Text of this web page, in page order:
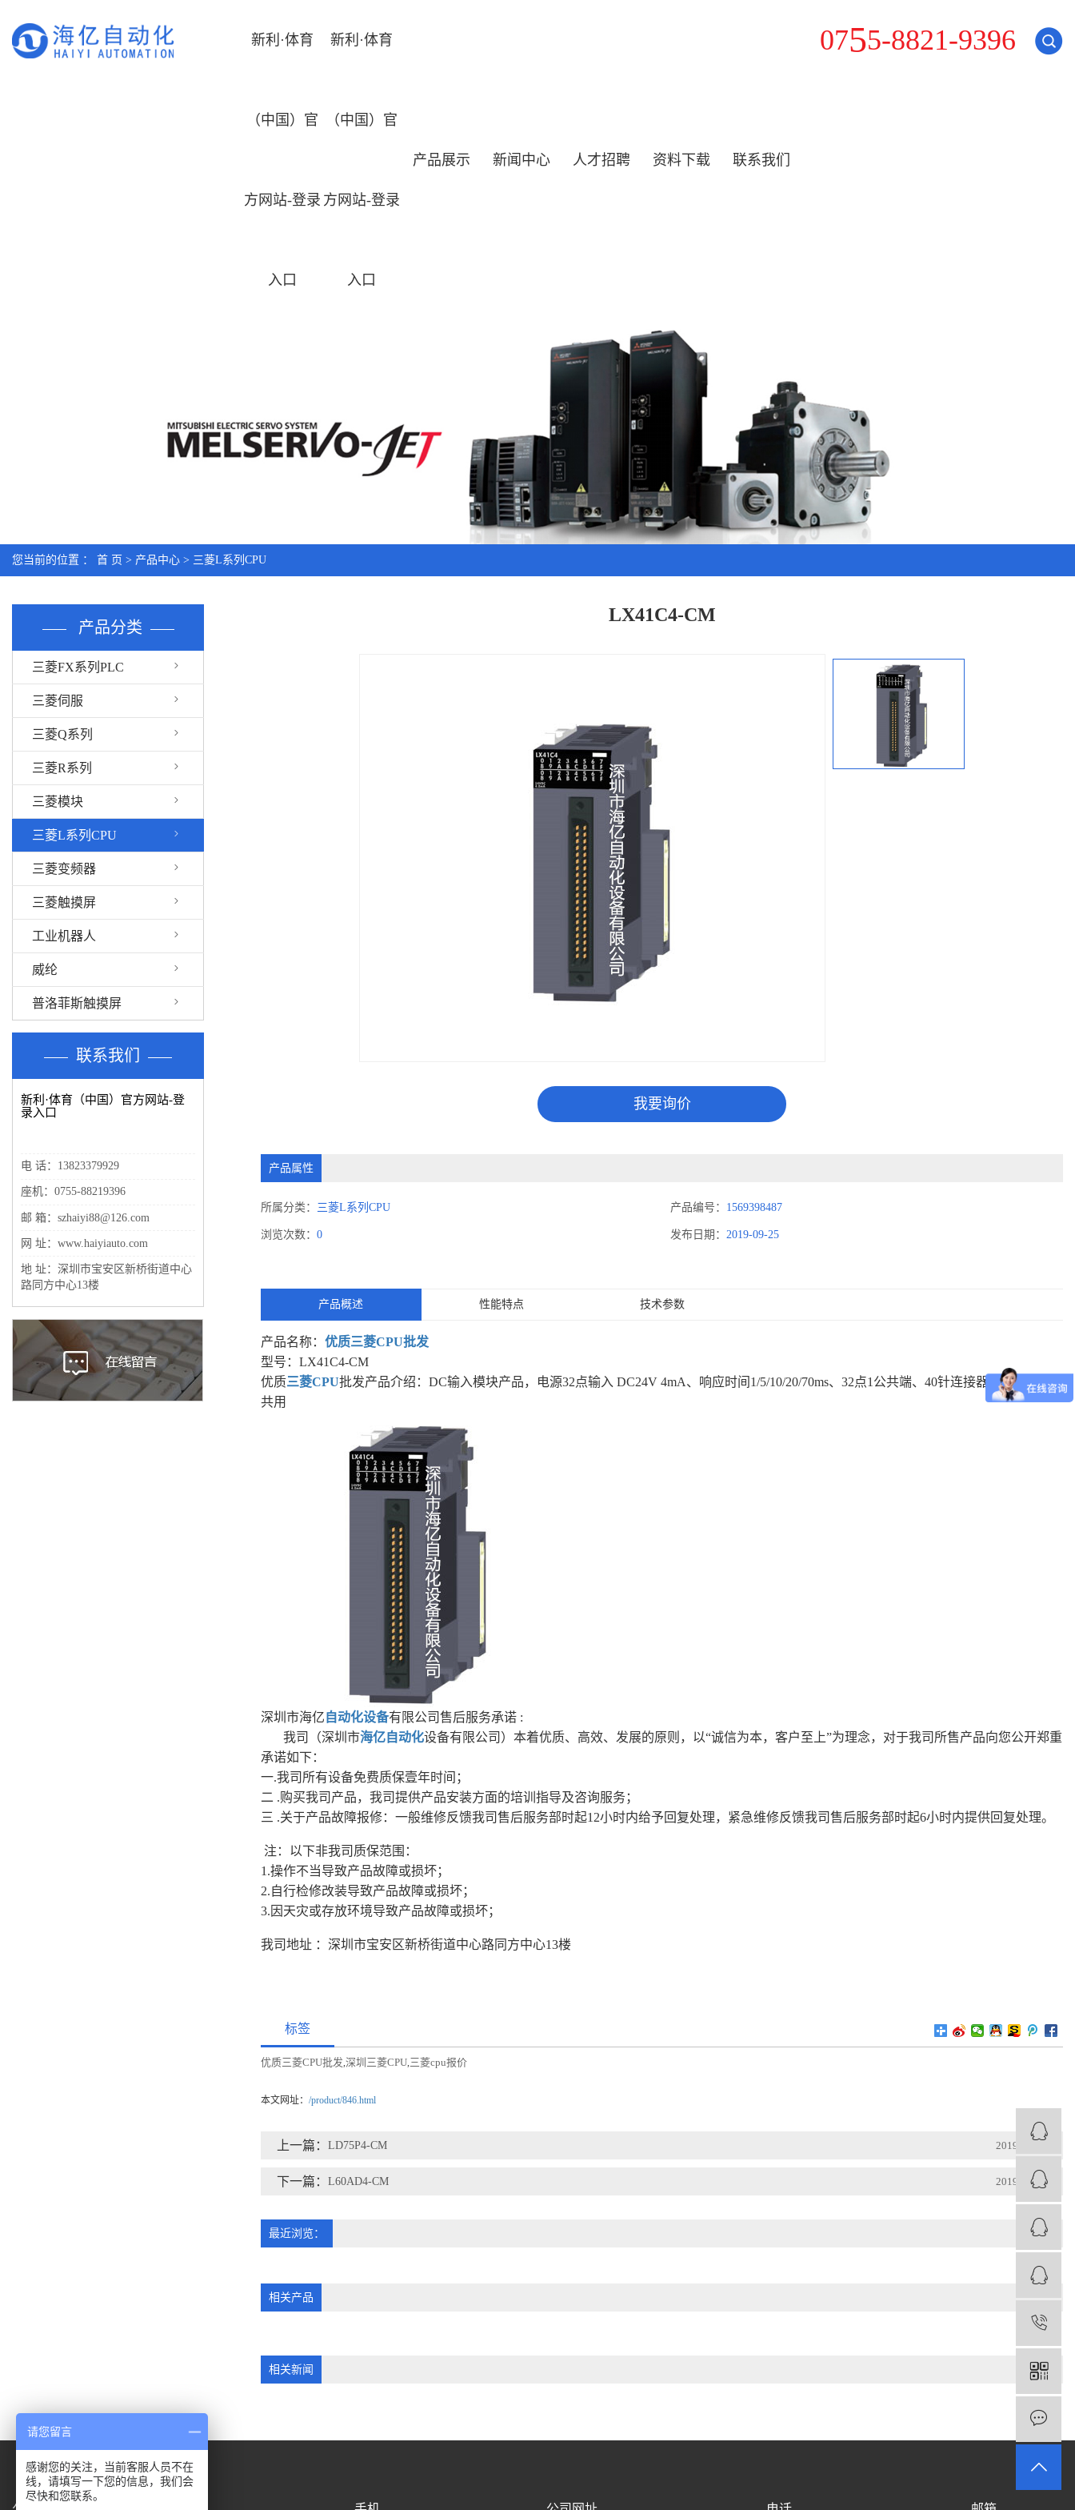
0755-8821-9396
新利·体育
（中国）官
方网站-登录
入口
新利·体育
（中国）官
方网站-登录
入口
产品展示 新闻中心 人才招聘 资料下载 联系我们
您当前的位置 ： 首 页 > 产品中心 > 三菱L系列CPU
产品分类
三菱FX系列PLC
三菱伺服
三菱Q系列
三菱R系列
三菱模块
三菱L系列CPU
三菱变频器
三菱触摸屏
工业机器人
威纶
普洛菲斯触摸屏
联系我们
新利·体育（中国）官方网站-登
录入口
电 话：13823379929
座机：0755-88219396
邮 箱：szhaiyi88@126.com
网 址：www.haiyiauto.com
地 址：深圳市宝安区新桥街道中心
路同方中心13楼
LX41C4-CM
我要询价
产品属性
所属分类： 三菱L系列CPU 产品编号： 1569398487
浏览次数：0 发布日期： 2019-09-25
产品概述 性能特点 技术参数
产品名称：优质三菱CPU批发
型号：LX41C4-CM
优质三菱CPU批发产品介绍：DC输入模块产品，电源32点输入 DC24V 4mA、响应时间1/5/10/20/70ms、32点1公共端、40针连接器、正极/负极
共用
深圳市海亿 自动化设备有限公司售后服务承诺 :
我司（深圳市海亿自动化设备有限公司）本着优质、高效、发展的原则，以“诚信为本，客户至上”为理念，对于我司所售产品向您公开郑重
承诺如下：
一.我司所有设备免费质保壹年时间；
二 .购买我司产品，我司提供产品安装方面的培训指导及咨询服务；
三 .关于产品故障报修：一般维修反馈我司售后服务部时起12小时内给予回复处理，紧急维修反馈我司售后服务部时起6小时内提供回复处理。
注：以下非我司质保范围：
1.操作不当导致产品故障或损坏；
2.自行检修改装导致产品故障或损坏；
3.因天灾或存放环境导致产品故障或损坏；
我司地址 ：深圳市宝安区新桥街道中心路同方中心13楼
标签
优质三菱CPU批发,深圳三菱CPU,三菱cpu报价
本文网址：/product/846.html
上一篇：LD75P4-CM 2019-09-25
下一篇：L60AD4-CM 2019-09-24
最近浏览：
相关产品
相关新闻
请您留言
感谢您的关注，当前客服人员不在
线，请填写一下您的信息，我们会
尽快和您联系。